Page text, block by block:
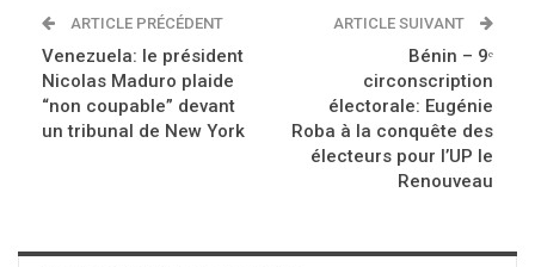
ARTICLE PRÉCÉDENT
Venezuela: le président
Nicolas Maduro plaide
“non coupable” devant
un tribunal de New York
ARTICLE SUIVANT
Bénin – 9ᵉ
circonscription
électorale: Eugénie
Roba à la conquête des
électeurs pour l’UP le
Renouveau